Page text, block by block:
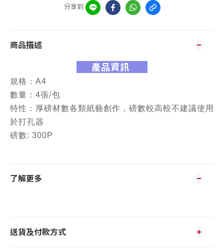
分享到
商品描述
產品資訊
規格：A4
數量：4張/包
特性： 厚磅材數各類紙藝創作，磅數較高較不建議使用
於打孔器
磅數: 300P
了解更多
送貨及付款方式